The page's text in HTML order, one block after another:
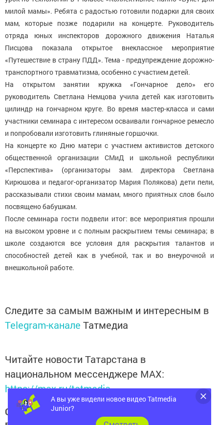
милой мамы». Ребята с радостью готовили подарки для своих
мам, которые позже подарили на концерте. Руководитель
отряда юных инспекторов дорожного движения Наталья
Писцова показала открытое внеклассное мероприятие
«Путешествие в страну ПДД». Тема - предупреждение дорожно-
транспортного травматизма, особенно с участием детей.
На открытом занятии кружка «Гончарное дело» его
руководитель Светлана Немцова учила детей как изготовить
цилиндр на гончарном круге. Во время мастер-класса и сами
участники семинара с интересом осваивали гончарное ремесло
и попробовали изготовить глиняные горшочки.
На концерте ко Дню матери с участием активистов детского
общественной организации СМиД и школьной республики
«Перспектива» (организаторы зам. директора Светлана
Кирюшова и педагог-организатор Мария Полякова) дети пели,
рассказывали стихи своим мамам, много приятных слов было
посвящено бабушкам.
После семинара гости подвели итог: все мероприятия прошли
на высоком уровне и с полным раскрытием темы семинара; в
школе создаются все условия для раскрытия талантов и
способностей детей как в учебной, так и во внеурочной и
внешкольной работе.
Следите за самым важным и интересным в
Telegram-канале Татмедиа
Читайте новости Татарстана в
национальном мессенджере MАХ:
https://max.ru/tatmedia
Следите за самым важным и интересным
А вы уже видели новое видео Tatmedia
Junior?